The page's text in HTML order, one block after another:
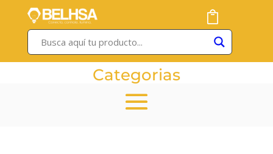
Categorias